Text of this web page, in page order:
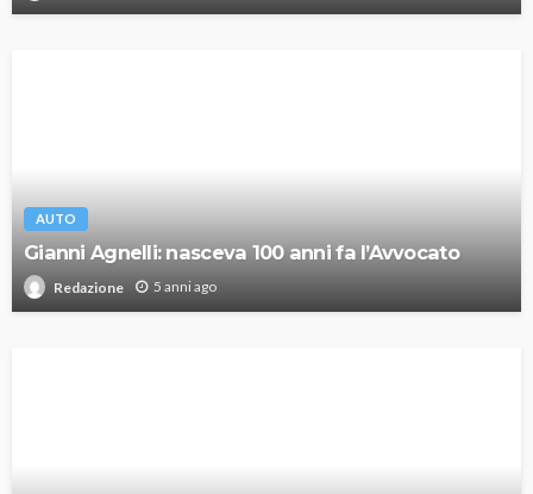
AUTO
Gianni Agnelli: nasceva 100 anni fa l’Avvocato
Redazione 5 anni ago